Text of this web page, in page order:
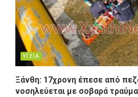
ΥΓΕΙΑ
Ξάνθη: 17χρονη έπεσε από
νοσηλεύεται με σοβαρά